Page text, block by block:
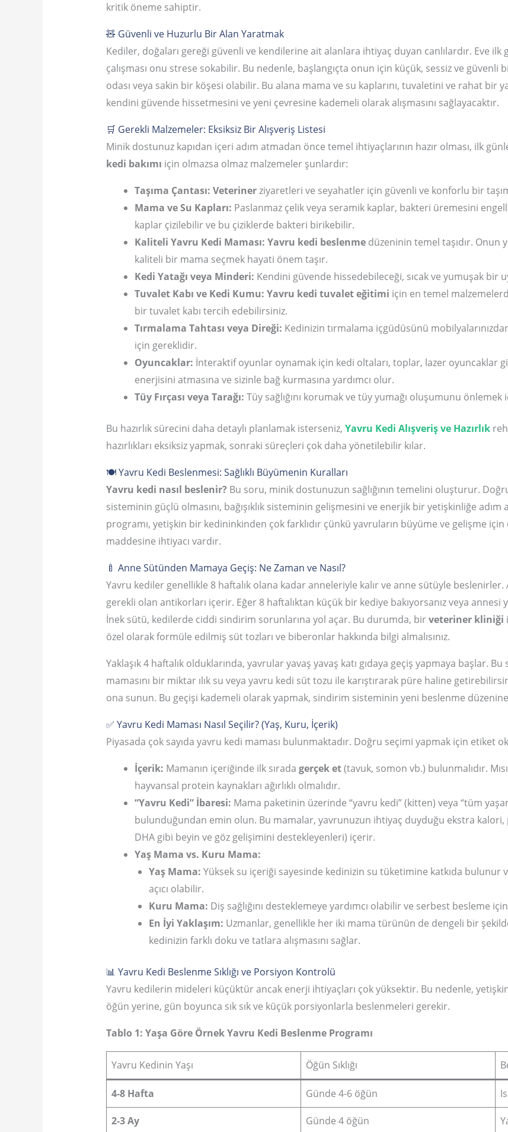
kritik öneme sahiptir.
🧸 Güvenli ve Huzurlu Bir Alan Yaratmak
Kediler, doğaları gereği güvenli ve kendilerine ait alanlara ihtiyaç duyan canlılardır. Eve
çalışması onu strese sokabilir. Bu nedenle, başlangıçta onun için küçük, sessiz ve güvenli
odası veya sakin bir köşesi olabilir. Bu alana mama ve su kaplarını, tuvaletini ve rahat bir
kendini güvende hissetmesini ve yeni çevresine kademeli olarak alışmasını sağlayacaktır.
🛒 Gerekli Malzemeler: Eksiksiz Bir Alışveriş Listesi
Minik dostunuz kapıdan içeri adım atmadan önce temel ihtiyaçlarının hazır olması, ilk
kedi bakımı için olmazsa olmaz malzemeler şunlardır:
Taşıma Çantası: Veterinerziyaretleri ve seyahatler için güvenli ve konforlu bir
Mama ve Su Kapları: Paslanmaz çelik veya seramik kaplar, bakteri üremesini
kaplar çizilebilir ve bu çiziklerde bakteri birikebilir.
Kaliteli Yavru Kedi Maması: Yavru kedi beslenmedüzeninin temel taşıdır. Onun
kaliteli bir mama seçmek hayati önem taşır.
Kedi Yatağı veya Minderi: Kendini güvende hissedebileceği, sıcak ve yumuşak bir
Tuvalet Kabı ve Kedi Kumu: Yavru kedi tuvalet eğitimi için en temel
bir tuvalet kabı tercih edebilirsiniz.
Tırmalama Tahtası veya Direği: Kedinizin tırmalama içgüdüsünü
için gereklidir.
Oyuncaklar: İnteraktif oyunlar oynamak için kedi oltaları, toplar, lazer oyuncaklar
enerjisini atmasına ve sizinle bağ kurmasına yardımcı olur.
Tüy Fırçası veya Tarağı: Tüy sağlığını korumak ve tüy yumağı oluşumunu
Bu hazırlık sürecini daha detaylı planlamak isterseniz, Yavru Kedi Alışveriş ve Hazırlık
hazırlıkları eksiksiz yapmak, sonraki süreçleri çok daha yönetilebilir kılar.
🍽️ Yavru Kedi Beslenmesi: Sağlıklı Büyümenin Kuralları
Yavru kedi nasıl beslenir? Bu soru, minik dostunuzun sağlığının temelini oluşturur.
sisteminin güçlü olmasını, bağışıklık sisteminin gelişmesini ve enerjik bir yetişkinliğe adım
programı, yetişkin bir kedininkinden çok farklıdır çünkü yavruların büyüme ve gelişme
maddesine ihtiyacı vardır.
🍼 Anne Sütünden Mamaya Geçiş: Ne Zaman ve Nasıl?
Yavru kediler genellikle 8 haftalık olana kadar anneleriyle kalır ve anne sütüyle beslenirler.
gerekli olan antikorları içerir. Eğer 8 haftalıktan küçük bir kediye bakıyorsanız veya
İnek sütü, kedilerde ciddi sindirim sorunlarına yol açar. Bu durumda, birveteriner kliniği
özel olarak formüle edilmiş süt tozları ve biberonlar hakkında bilgi almalısınız.
Yaklaşık 4 haftalık olduklarında, yavrular yavaş yavaş katı gıdaya geçiş yapmaya başlar.
mamasını bir miktar ılık su veya yavru kedi süt tozu ile karıştırarak püre haline
ona sunun. Bu geçişi kademeli olarak yapmak, sindirim sisteminin yeni beslenme düzenine
✅ Yavru Kedi Maması Nasıl Seçilir? (Yaş, Kuru, İçerik)
Piyasada çok sayıda yavru kedi maması bulunmaktadır. Doğru seçimi yapmak için etiket
İçerik: Mamanın içeriğinde ilk sırada gerçek et(tavuk, somon vb.) bulunmalıdır.
hayvansal protein kaynakları ağırlıklı olmalıdır.
“Yavru Kedi” İbaresi: Mama paketinin üzerinde “yavru kedi” (kitten) veya “tüm
bulunduğundan emin olun. Bu mamalar, yavrunuzun ihtiyaç duyduğu ekstra
DHA gibi beyin ve göz gelişimini destekleyenleri) içerir.
Yaş Mama vs. Kuru Mama:
Yaş Mama: Yüksek su içeriği sayesinde kedinizin su tüketimine katkıda bulunur
açıcı olabilir.
Kuru Mama: Diş sağlığını desteklemeye yardımcı olabilir ve serbest besleme
En İyi Yaklaşım: Uzmanlar, genellikle her iki mama türünün de dengeli bir
kedinizin farklı doku ve tatlara alışmasını sağlar.
📊 Yavru Kedi Beslenme Sıklığı ve Porsiyon Kontrolü
Yavru kedilerin mideleri küçüktür ancak enerji ihtiyaçları çok yüksektir. Bu nedenle,
öğün yerine, gün boyunca sık sık ve küçük porsiyonlarla beslenmeleri gerekir.
Tablo 1: Yaşa Göre Örnek Yavru Kedi Beslenme Programı
Yavru Kedinin Yaşı Öğün Sıklığı
4-8 Hafta Günde 4-6 öğün
2-3 Ay Günde 4 öğün